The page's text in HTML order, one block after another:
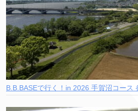
B.B.BASEで行く！in 2026 手賀沼コース